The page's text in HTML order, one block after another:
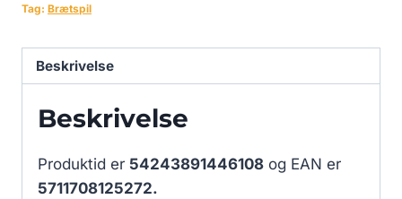
Tag: Brætspil
Beskrivelse
Beskrivelse
Produktid er 54243891446108 og EAN er
5711708125272.